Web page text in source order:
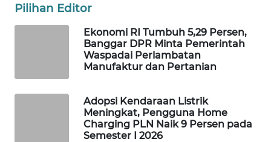
Pilihan Editor
Ekonomi RI Tumbuh 5,29 Persen,
Banggar DPR Minta Pemerintah
Waspadai Perlambatan
Manufaktur dan Pertanian
Adopsi Kendaraan Listrik
Meningkat, Pengguna Home
Charging PLN Naik 9 Persen pada
Semester I 2026
WAHANANEWS
CO ID